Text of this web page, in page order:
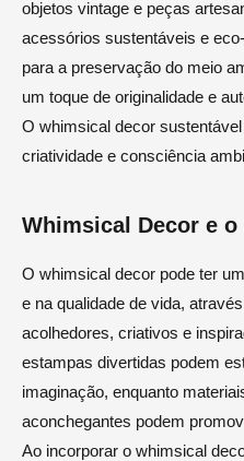
objetos vintage e peças
acessórios sustentáveis e
para a preservação do meio
um toque de originalidade e
O whimsical decor
criatividade e consciência
Whimsical Decor e o
O whimsical decor pode ter
e na qualidade de vida,
acolhedores, criativos e
estampas divertidas podem
imaginação, enquanto
aconchegantes podem
Ao incorporar o whimsical